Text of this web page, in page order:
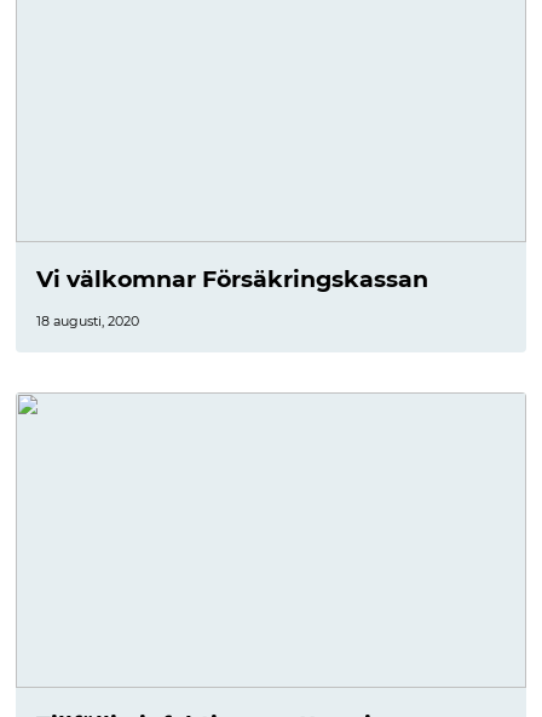
Vi välkomnar Försäkringskassan
18 augusti, 2020